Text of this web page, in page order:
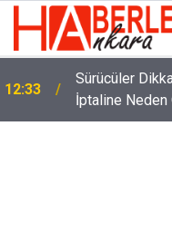
12:33
Sürücüler
İptaline Neden